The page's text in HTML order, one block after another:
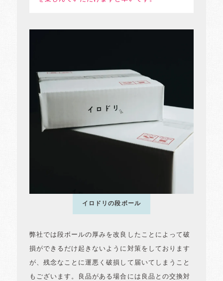
イロドリの段ボール
弊社では段ボールの厚みを改良したことによって破
損ができるだけ起きないように対策をしております
が、残念なことに運悪く破損して届いてしまうこと
もございます。良品がある場合には良品との交換対